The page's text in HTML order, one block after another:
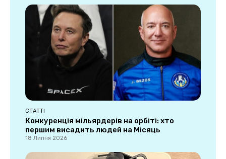
СТАТТІ
Конкуренція мільярдерів на орбіті: хто
першим висадить людей на Місяць
18 Липня 2026